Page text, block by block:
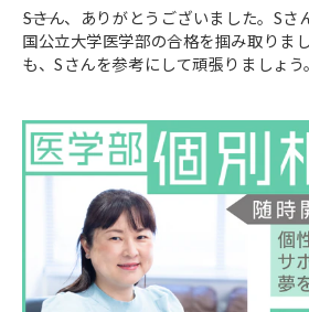
――Sさん、ありがとうございました。S
国公立大学医学部の合格を掴み取りま
も、Sさんを参考にして頑張りましょう。――